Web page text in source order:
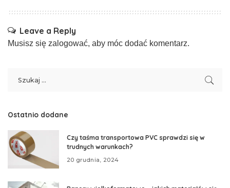
Leave a Reply
Musisz się zalogować, aby móc dodać komentarz.
Ostatnio dodane
Czy taśma transportowa PVC sprawdzi się w
trudnych warunkach?
20 grudnia, 2024